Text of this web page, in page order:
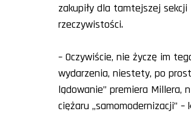
zakupiły dla tamtejszej
rzeczywistości.
– Oczywiście, nie życzę im
wydarzenia, niestety, po
lądowanie” premiera
ciężaru „samomodernizacji”